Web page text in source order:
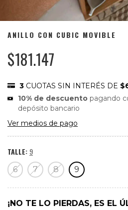
ANILLO CON CUBIC MOVIBLE
$181.147
3 CUOTAS SIN INTERÉS DE
10% de descuento pagando
depósito bancario
Ver medios de pago
TALLE: 9
6 7 8 9
¡NO TE LO PIERDAS, ES EL